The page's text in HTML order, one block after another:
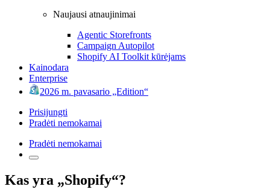
Naujausi atnaujinimai
Agentic Storefronts
Campaign Autopilot
Shopify AI Toolkit kūrėjams
Kainodara
Enterprise
2026 m. pavasario „Edition“
Prisijungti
Pradėti nemokamai
Pradėti nemokamai
Kas yra „Shopify“?